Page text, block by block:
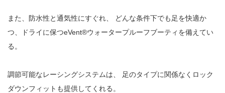
また、防水性と通気性にすぐれ、 どんな条件下でも足を快適か
つ、ドライに保つeVent®ウォータープルーフブーティを備えてい
る。
調節可能なレーシングシステムは、 足のタイプに関係なくロック
ダウンフィットも提供してくれる。